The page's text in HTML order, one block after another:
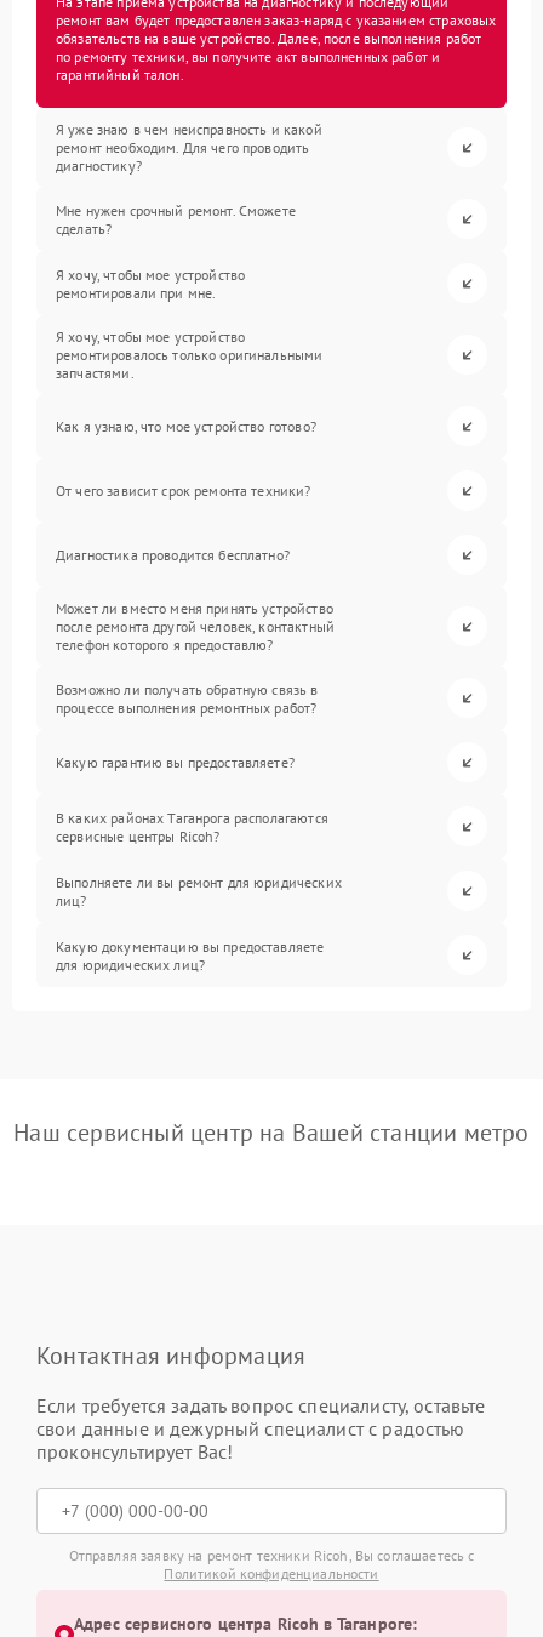
ремонт вам будет предоставлен заказ-наряд с указанием страховых
обязательств на ваше устройство. Далее, после выполнения работ
по ремонту техники, вы получите акт выполненных работ и
гарантийный талон.
Я уже знаю в чем неисправность и какой
ремонт необходим. Для чего проводить
диагностику?
Мне нужен срочный ремонт. Сможете
сделать?
Я хочу, чтобы мое устройство
ремонтировали при мне.
Я хочу, чтобы мое устройство
ремонтировалось только оригинальными
запчастями.
Как я узнаю, что мое устройство готово?
От чего зависит срок ремонта техники?
Диагностика проводится бесплатно?
Может ли вместо меня принять устройство
после ремонта другой человек, контактный
телефон которого я предоставлю?
Возможно ли получать обратную связь в
процессе выполнения ремонтных работ?
Какую гарантию вы предоставляете?
В каких районах Таганрога располагаются
сервисные центры Ricoh?
Выполняете ли вы ремонт для юридических
лиц?
Какую документацию вы предоставляете
для юридических лиц?
Наш сервисный центр на Вашей станции метро
Контактная информация
Если требуется задать вопрос специалисту, оставьте
свои данные и дежурный специалист с радостью
проконсультирует Вас!
Отправляя заявку на ремонт техники Ricoh, Вы соглашаетесь с
Политикой конфиденциальности
Адрес сервисного центра Ricoh в Таганроге: